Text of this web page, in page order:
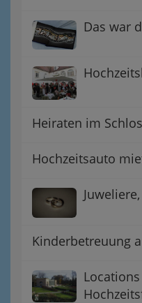
Das war
Heiraten im
Hochzeitsauto
Kinderbetreuung